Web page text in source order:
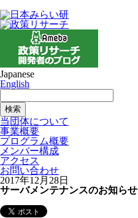
Japanese
English
当団体について
事業概要
プログラム概要
メンバー構成
アクセス
お問い合わせ
2017年12月28日
サーバメンテナンスのお知らせ